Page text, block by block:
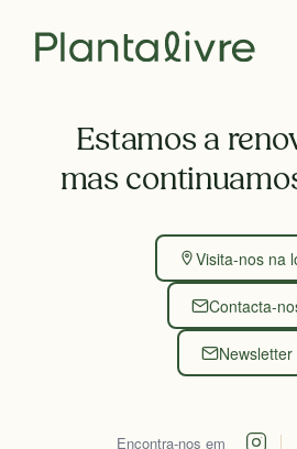
Estamos a
mas
Visita-nos na
Contacta-
Newsletter
Encontra-nos em